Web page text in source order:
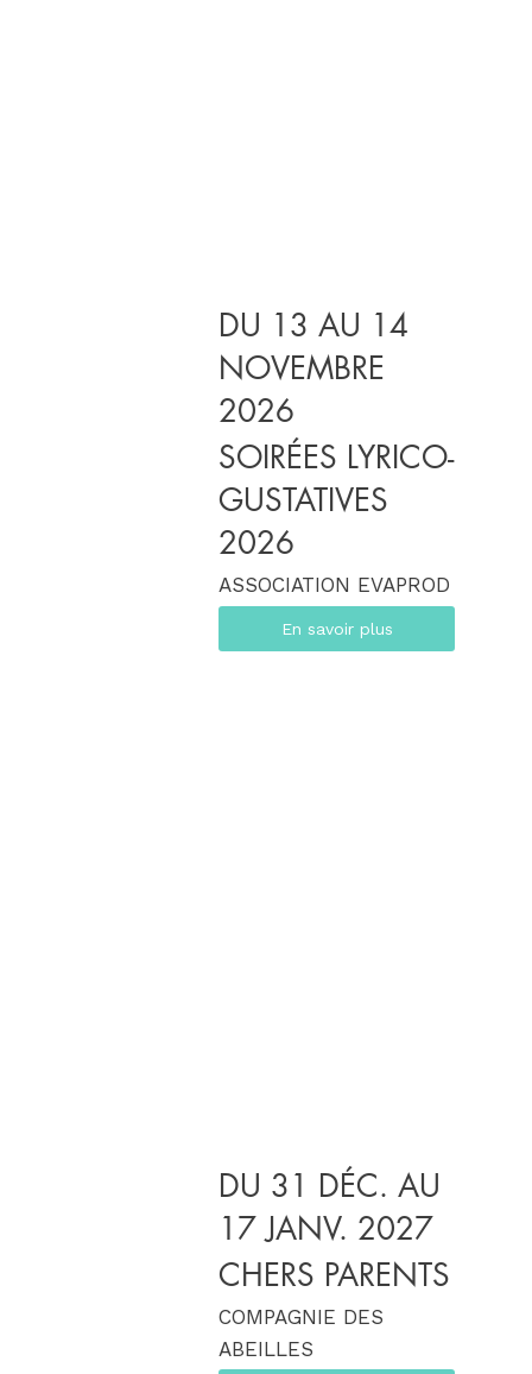
DU 13 AU 14
NOVEMBRE
2026
SOIRÉES LYRICO-
GUSTATIVES
2026
ASSOCIATION EVAPROD
En savoir plus
DU 31 DÉC. AU
17 JANV. 2027
CHERS PARENTS
COMPAGNIE DES
ABEILLES